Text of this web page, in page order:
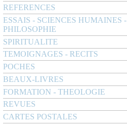
REFERENCES
ESSAIS - SCIENCES HUMAINES -
PHILOSOPHIE
SPIRITUALITE
TEMOIGNAGES - RECITS
POCHES
BEAUX-LIVRES
FORMATION - THEOLOGIE
REVUES
CARTES POSTALES